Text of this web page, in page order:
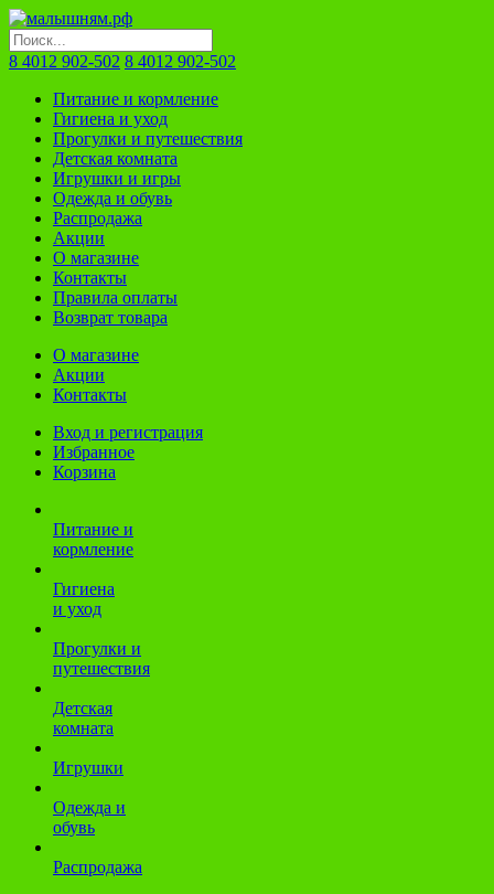
8 4012 902-502 8 4012 902-502
Питание и кормление
Гигиена и уход
Прогулки и путешествия
Детская комната
Игрушки и игры
Одежда и обувь
Распродажа
Акции
О магазине
Контакты
Правила оплаты
Возврат товара
О магазине
Акции
Контакты
Вход и регистрация
Избранное
Корзина
Питание и
кормление
Гигиена
и уход
Прогулки и
путешествия
Детская
комната
Игрушки
Одежда и
обувь
Распродажа